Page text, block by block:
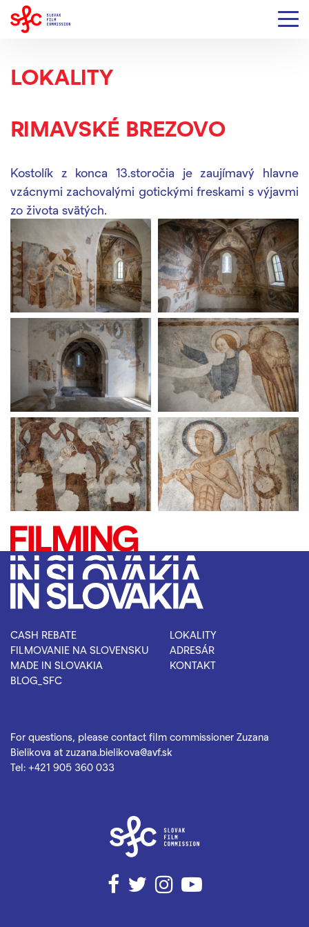
LOKALITY
RIMAVSKÉ BREZOVO
Kostolík z konca 13.storočia je zaujímavý hlavne
vzácnymi zachovalými gotickými freskami s výjavmi
zo života svätých.
CASH REBATE
FILMOVANIE NA SLOVENSKU
MADE IN SLOVAKIA
BLOG_SFC
LOKALITY
ADRESÁR
KONTAKT
For questions, please contact film commissioner Zuzana
Bielikova at zuzana.bielikova@avf.sk
Tel: +421 905 360 033
Facebook
TwitterInstagramYouTube